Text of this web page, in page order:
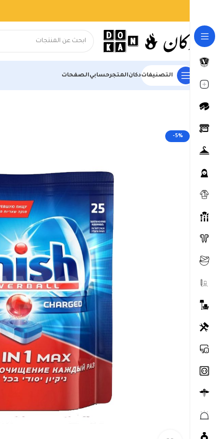
التصنيفاتدكانالمتجرحسابيالصفحات
الرئيسية المتجر
-5%